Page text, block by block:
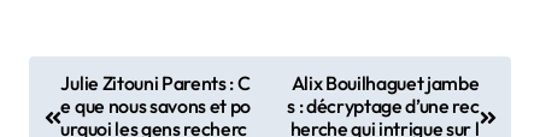
o
Julie Zitouni Parents : C
e que nous savons et po
urquoi les gens recherc
Alix Bouilhaguet jambe
s : décryptage d’une rec
herche qui intrigue sur l